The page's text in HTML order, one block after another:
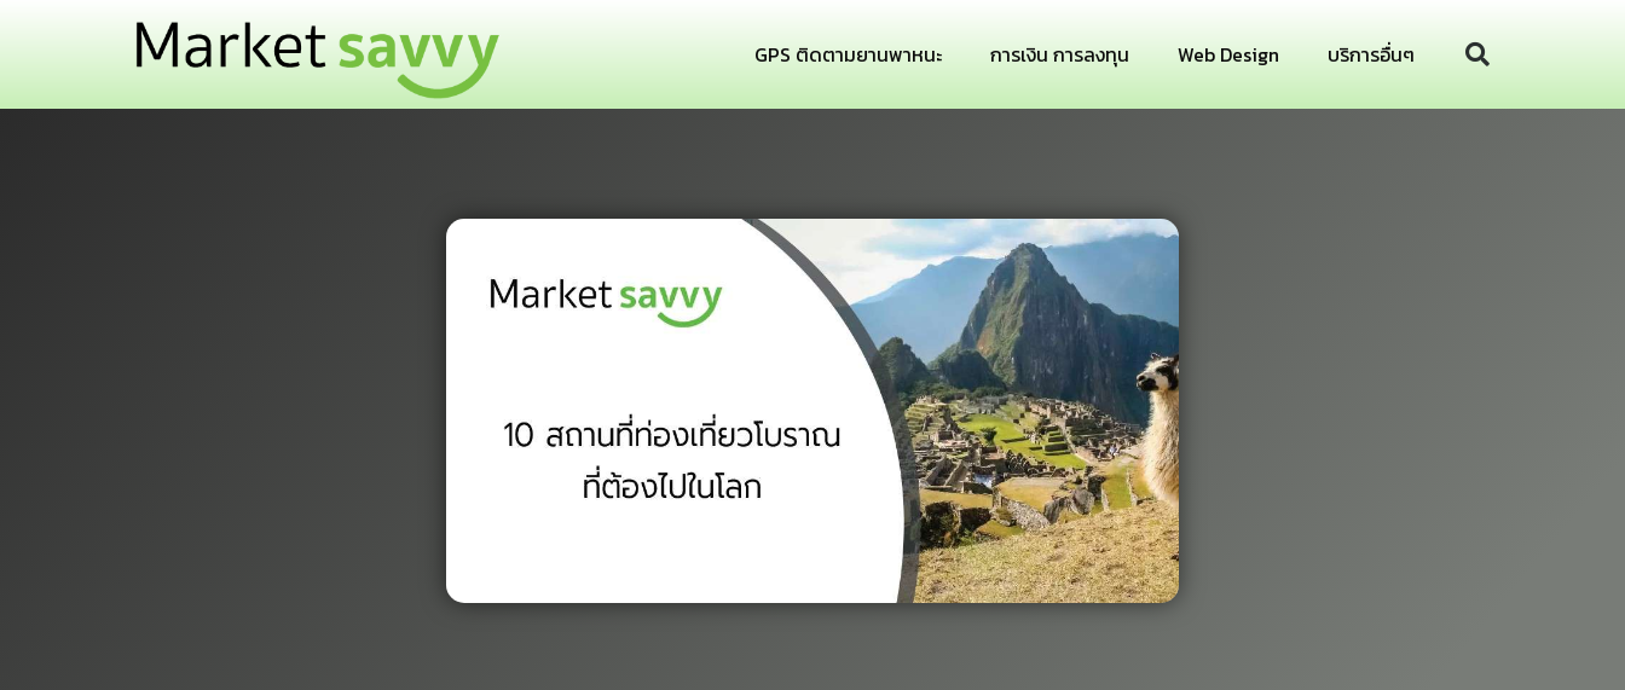
GPS ติดตามยานพาหนะ การเงิน การลงทุน Web Design บริการอื่นๆ